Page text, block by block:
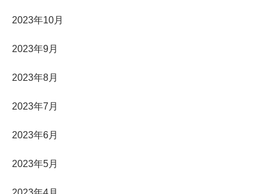
2023年10月
2023年9月
2023年8月
2023年7月
2023年6月
2023年5月